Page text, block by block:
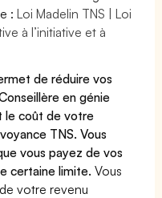
:Loi Madelin TNS | Loi
à l’initiative et à
de réduire vos
en génie
le coût de votre
TNS. Vous
vous payez de vos
certaine limite.Vous
votre revenu